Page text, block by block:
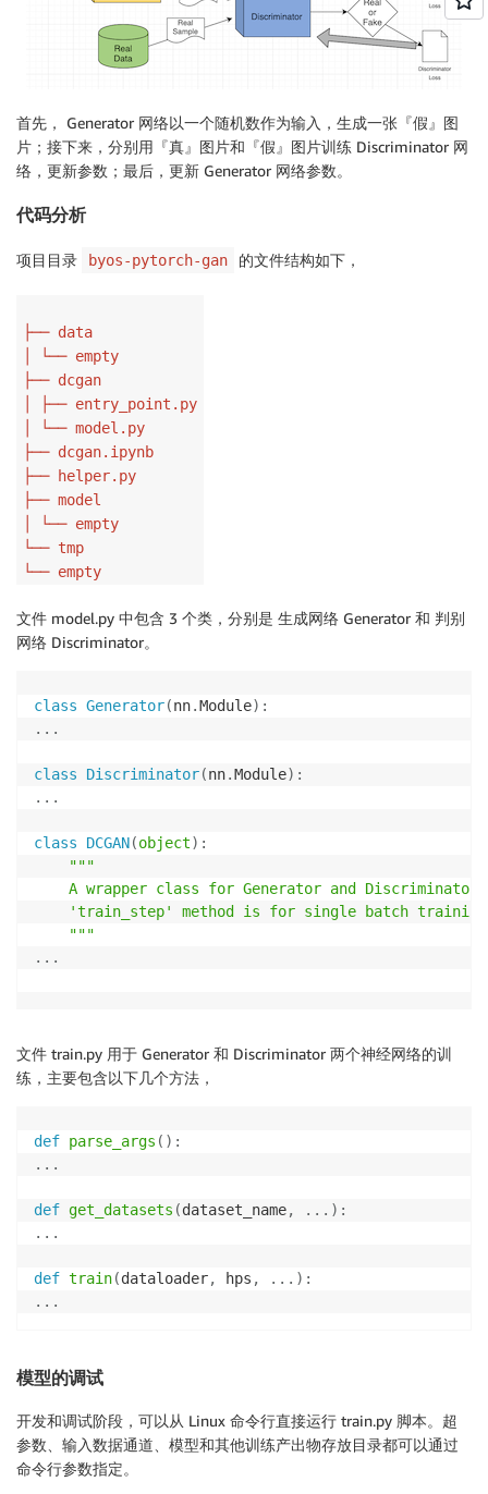
首先， Generator 网络以一个随机数作为输入，生成一张『假』图
片；接下来，分别用『真』图片和『假』图片训练 Discriminator 网
络，更新参数；最后，更新 Generator 网络参数。
代码分析
项目目录 byos-pytorch-gan 的文件结构如下，
├── data
│ └── empty
├── dcgan
│ ├── entry_point.py
│ └── model.py
├── dcgan.ipynb
├── helper.py
├── model
│ └── empty
└── tmp
└── empty
文件 model.py 中包含 3 个类，分别是 生成网络 Generator 和 判别
网络 Discriminator。
class Generator(nn.Module) :
. . .
class Discriminator(nn.Module) :
. . .
class DCGAN(object) :
"""
    A wrapper class for Generator and Discriminator,
'train_step' method is for single batch
    """
. . .
文件 train.py 用于 Generator 和 Discriminator 两个神经网络的训
练，主要包含以下几个方法，
def parse_args ( ) :
. . .
def get_datasets (dataset_name, . . . ) :
. . .
def train(dataloader, hps , . . . ) :
. . .
模型的调试
开发和调试阶段，可以从 Linux 命令行直接运行 train.py 脚本。超
参数、输入数据通道、模型和其他训练产出物存放目录都可以通过
命令行参数指定。